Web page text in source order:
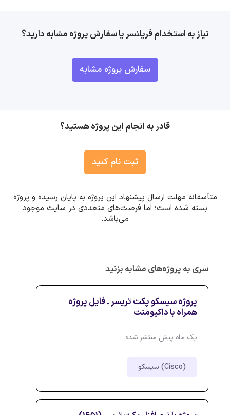
نیاز به استخدام فریلنسر یا سفارش پروژه مشابه دارید؟
سفارش پروژه مشابه
قادر به انجام این پروژه هستید؟
ثبت نام کنید
متأسفانه مهلت ارسال پیشنهاد این پروژه به پایان رسیده و پروژه
بسته شده است؛ اما فرصت‌های متعددی در سایت موجود
می‌باشد.
سری به پروژه‌های مشابه بزنید
پروژه سیسکو پکت تریسر . فایل پروژه
همراه با داکیومنت
یک ماه پیش منتشر شده
سیسکو (Cisco)